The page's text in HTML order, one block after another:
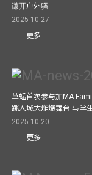
谦开户外骚
2025-10-27
更多
草蜢首次参与加MA
跳入城大炸爆舞台 与学
2025-10-20
更多